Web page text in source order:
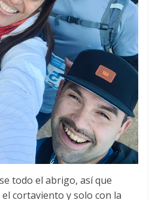
todo el abrigo, así que
cortaviento y solo con la